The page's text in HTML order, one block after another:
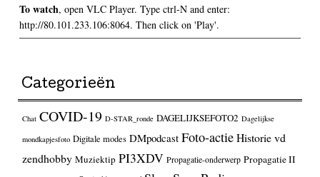
To watch, open VLC Player. Type ctrl-N and enter:
http://80.101.233.106:8064. Then click on 'Play'.
Categorieën
Chat COVID-19 D-STAR_ronde DAGELIJKSEFOTO2 Dagelijkse
mondkapjesfoto Digitale modes DMpodcast Foto-actieHistorie vd
zendhobby Muziektip PI3XDV Propagatie-onderwerp Propagatie II